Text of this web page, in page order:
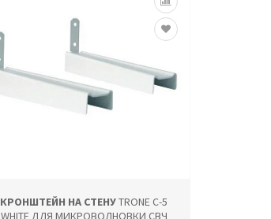
КРОНШТЕЙН НА СТЕНУTRONE С-5
WHITE ДЛЯ МИКРОВОЛНОВКИ СВЧ